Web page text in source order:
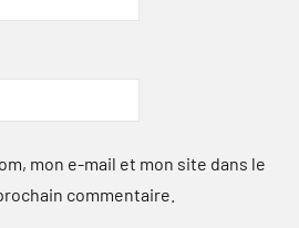
mon e-mail et mon site dans le
commentaire.